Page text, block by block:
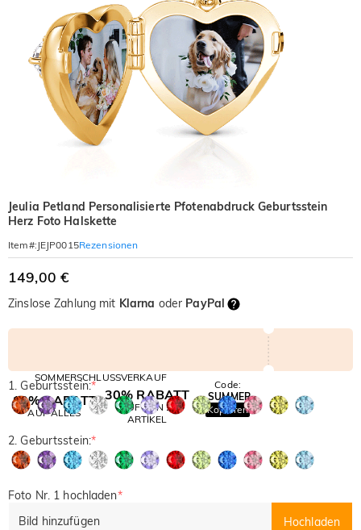
Jeulia Petland Personalisierte Pfotenabdruck Geburtsstein
Herz Foto Halskette
Item#: JEJP0015Rezensionen
149,00 €
Zinslose Zahlung mit Klarna oder PayPal
SOMMERSCHLUSSVERKAUF
10% RABATT
AUF ALLES
30% RABATT
AUF DEN 2.
ARTIKEL
Code:
SUMMER
Kopieren
1. Geburtsstein:*
2. Geburtsstein:*
Foto Nr. 1 hochladen*
Bild hinzufügen
Hochladen